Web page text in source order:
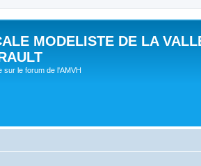
MODELISTE DE LA
sur le forum de l'AMVH